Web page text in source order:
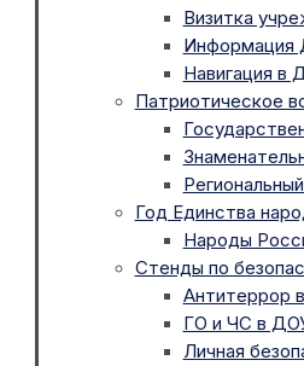
Визитка
Информация
Навигация в
Патриотическое
Год Единства
Народы
Стенды по
Антитеррор
ГО и ЧС в
Личная